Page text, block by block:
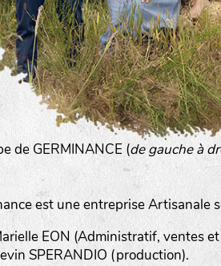
de GERMINANCE (de gauche à
est une entreprise Artisanale
EON (Administratif, ventes
SPERANDIO (production).